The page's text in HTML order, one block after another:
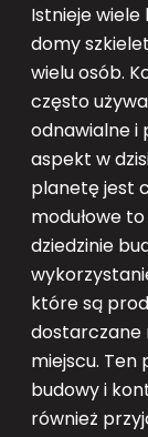
Istnieje
domy
wielu osób.
często
odnawialne i
aspekt w
planetę jest
modułowe
dziedzinie
które są
dostarczane
miejscu. Ten
budowy i
również